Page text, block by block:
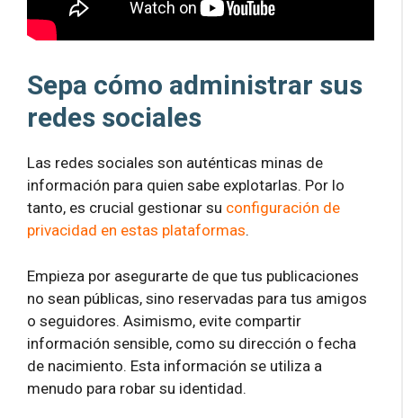
Sepa cómo administrar sus
redes sociales
Las redes sociales son auténticas minas de
información para quien sabe explotarlas. Por lo
tanto, es crucial gestionar su configuración de
privacidad en estas plataformas.
Empieza por asegurarte de que tus publicaciones
no sean públicas, sino reservadas para tus amigos
o seguidores. Asimismo, evite compartir
información sensible, como su dirección o fecha
de nacimiento. Esta información se utiliza a
menudo para robar su identidad.